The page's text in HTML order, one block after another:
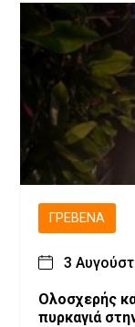
ΓΡΕΒΕΝΆ
3
Ολοσχερής
πυρκαγιά